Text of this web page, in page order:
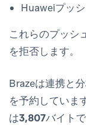
Huaweiプッ
これらのプッシ
を拒否します。
Brazeは連携と
を予約していま
は3,807バイト